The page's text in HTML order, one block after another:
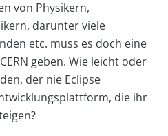
von Physikern,
darunter viele
etc. muss es doch eine
geben. Wie leicht oder
der nie Eclipse
die ihr